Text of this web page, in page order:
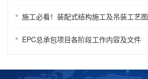
施工必看！装配式结构施工及吊装工艺图
EPC总承包项目各阶段工作内容及文件